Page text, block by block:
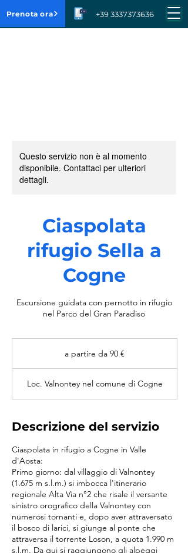
+39 3337373636
Prenota ora
Questo servizio non è al momento
disponibile. Contattaci per ulteriori
dettagli.
Ciaspolata
rifugio Sella a
Cogne
Escursione guidata con pernotto in rifugio
nel Parco del Gran Paradiso
€
a partire da 90 €
Loc. Valnontey nel comune di Cogne
Descrizione del servizio
Ciaspolata in rifugio a Cogne in Valle
d'Aosta:
Primo giorno: dal villaggio di Valnontey
(1.675 m s.l.m.) si imbocca l'itinerario
regionale Alta Via n°2 che risale il versante
sinistro orografico della Valnontey con
numerosi tornanti e, dopo aver attraversato
il bosco di larici, si giunge al ponte che
attraversa il torrente Loson, a quota 1.990 m
s.l.m. Da qui si raggiungono gli alpeggi